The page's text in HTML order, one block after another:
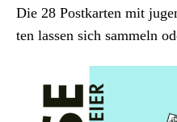
Die 28 Postkarten mit
ten lassen sich sam­meln